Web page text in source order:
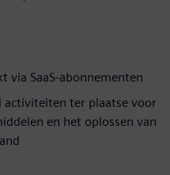
via SaaS-abonnementen
activiteiten ter plaatse voor
en het oplossen van